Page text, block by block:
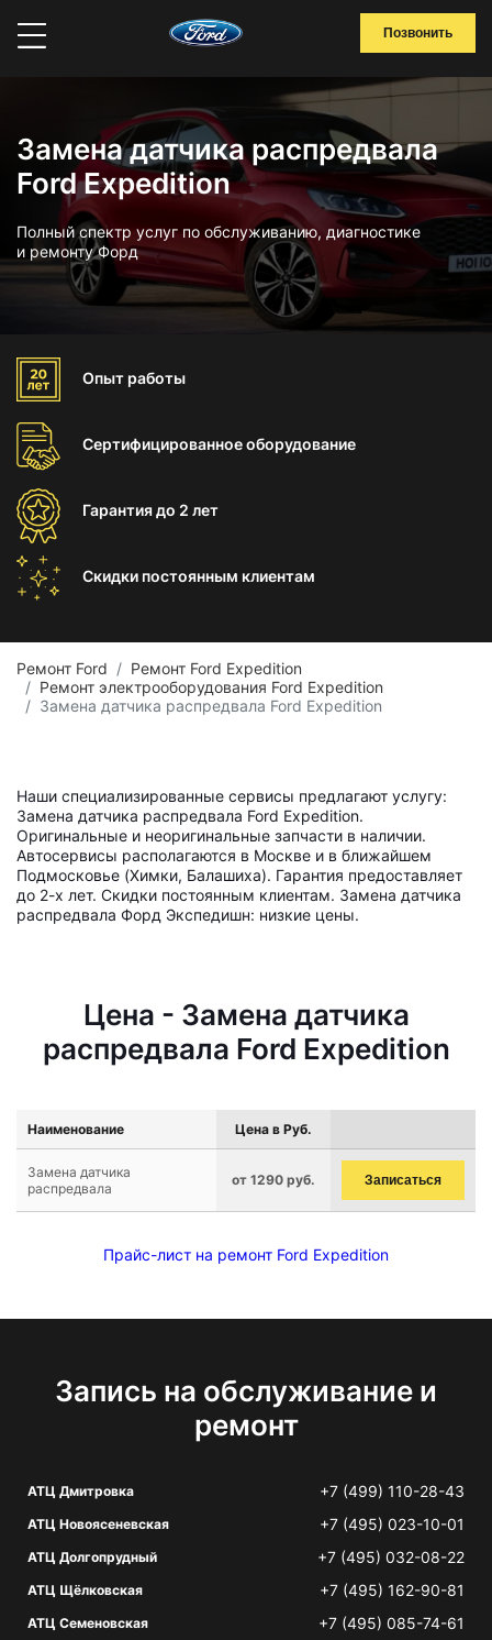
Позвонить
Замена датчика распредвала
Ford Expedition
Полный спектр услуг по обслуживанию, диагностике
и ремонту Форд
Опыт работы
Сертифицированноеоборудование
Гарантиядо 2 лет
Скидки постоянным клиентам
Ремонт Ford
Ремонт Ford Expedition
Ремонт электрооборудования Ford Expedition
Замена датчика распредвала Ford Expedition
Наши специализированные сервисы предлагают услугу:
Замена датчика распредвала Ford Expedition.
Оригинальные и неоригинальные запчасти в наличии.
Автосервисы располагаются в Москве и в ближайшем
Подмосковье (Химки, Балашиха). Гарантия предоставляет
до 2-х лет. Скидки постоянным клиентам. Замена датчика
распредвала Форд Экспедишн: низкие цены.
Цена - Замена датчика
распредвала Ford Expedition
Наименование Цена в Руб.
Замена датчика
распредвала
от 1290 руб. Записаться
Прайс-лист на ремонт Ford Expedition
Запись на обслуживание и
ремонт
АТЦ Дмитровка +7 (499) 110-28-43
АТЦ Новоясеневская +7 (495) 023-10-01
АТЦ Долгопрудный +7 (495) 032-08-22
АТЦ Щёлковская +7 (495) 162-90-81
АТЦ Семеновская +7 (495) 085-74-61